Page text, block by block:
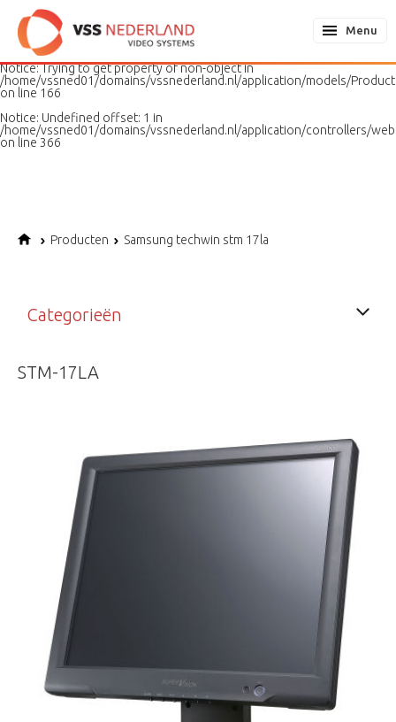
Notice: Undefined variable: page in
/home/vssned01/domains/vssnederland.nl/application/models/
on line
187
Notice: Trying to get property of non-object in
/home/vssned01/domains/vssnederland.nl/application/models/
on line 166
Notice: Undefined offset: 1 in
/home/vssned01/domains/vssnederland.nl/application/controllers/
on line 366
Menu
Producten Samsung techwin stm 17la
Categorieën
STM-17LA